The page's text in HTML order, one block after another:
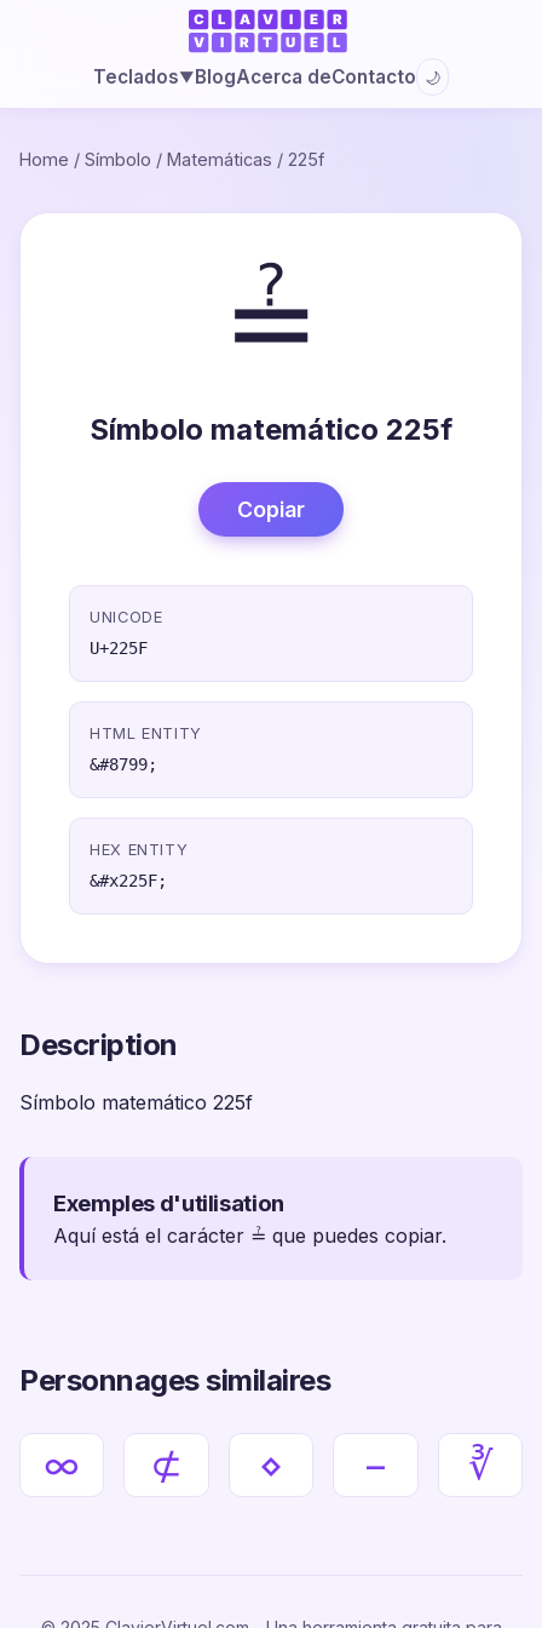
Teclados▼BlogAcerca deContacto 🌙
Home / Símbolo / Matemáticas / 225f
≟
Símbolo matemático 225f
Copiar
UNICODE
U+225F
HTML ENTITY
&#8799;
HEX ENTITY
&#x225F;
Description
Símbolo matemático 225f
Exemples d'utilisation
Aquí está el carácter ≟ que puedes copiar.
Personnages similaires
∞ ⊄ ⋄ − ∛